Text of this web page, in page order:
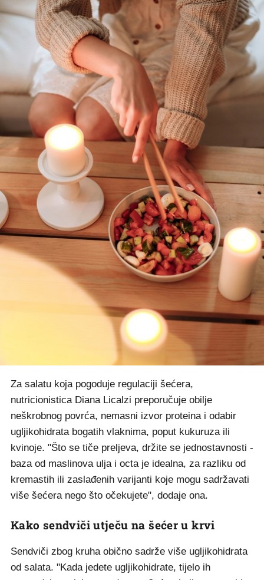
Za salatu koja pogoduje regulaciji šećera,
nutricionistica Diana Licalzi preporučuje obilje
neškrobnog povrća, nemasni izvor proteina i odabir
ugljikohidrata bogatih vlaknima, poput kukuruza ili
kvinoje. "Što se tiče preljeva, držite se jednostavnosti -
baza od maslinova ulja i octa je idealna, za razliku od
kremastih ili zaslađenih varijanti koje mogu sadržavati
više šećera nego što očekujete", dodaje ona.
Kako sendviči utječu na šećer u krvi
Sendviči zbog kruha obično sadrže više ugljikohidrata
od salata. "Kada jedete ugljikohidrate, tijelo ih